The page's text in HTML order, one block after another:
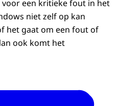
een kritieke fout in het
niet zelf op kan
het gaat om een fout of
ook komt het